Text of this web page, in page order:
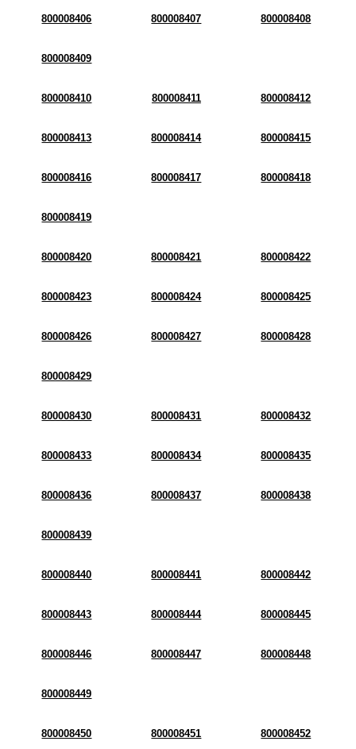
800008406 800008407 800008408
800008409
800008410 800008411 800008412
800008413 800008414 800008415
800008416 800008417 800008418
800008419
800008420 800008421 800008422
800008423 800008424 800008425
800008426 800008427 800008428
800008429
800008430 800008431 800008432
800008433 800008434 800008435
800008436 800008437 800008438
800008439
800008440 800008441 800008442
800008443 800008444 800008445
800008446 800008447 800008448
800008449
800008450 800008451 800008452